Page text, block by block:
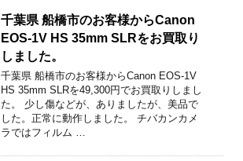
千葉県 船橋市のお客様からCanon
EOS-1V HS 35mm SLRをお買取り
しました。
千葉県 船橋市のお客様からCanon EOS-1V
HS 35mm SLRを49,300円でお買取りしまし
た。 少し傷などが、ありましたが、美品で
した。正常に動作しました。 チバカンカメ
ラではフィルム …